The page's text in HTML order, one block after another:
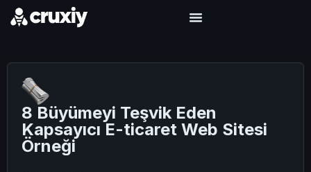
8 Büyümeyi Teşvik Eden
Kapsayıcı E-ticaret Web Sitesi
Örneği